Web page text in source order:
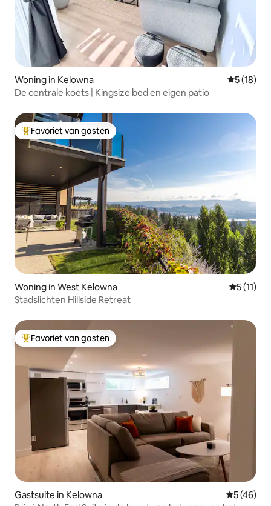
Woning in Kelowna
5 (18)
De centrale koets | Kingsize bed en eigen patio
Topfavoriet van gasten
Favoriet van gasten
Woning in West Kelowna
5 (11)
Stadslichten Hillside Retreat
Topfavoriet van gasten
Favoriet van gasten
Gastsuite in Kelowna
5 (46)